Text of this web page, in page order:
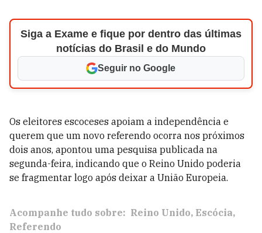
Siga a Exame e fique por dentro das últimas
notícias do Brasil e do Mundo
Seguir no Google
Os eleitores escoceses apoiam a independência e
querem que um novo referendo ocorra nos próximos
dois anos, apontou uma pesquisa publicada na
segunda-feira, indicando que o Reino Unido poderia
se fragmentar logo após deixar a União Europeia.
Acompanhe tudo sobre: Reino Unido Escócia
Referendo